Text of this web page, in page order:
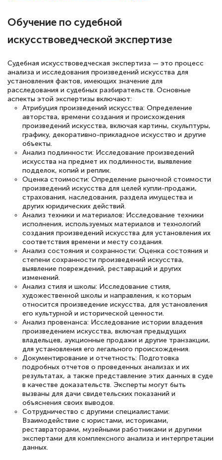
достаточно. Курс помогает пройти
Евгения Коротких
Знаток города 2 уровня
12 марта 2026
Спасибо большое Академии! Грамотное,
вежливое сопровождение! Всё чётко и
понятно! Проходила повышение
квалификации. Ещё раз - СПАСИБО!
Елена Петрикс
Знаток города 5 уровня
11 марта 2026
Всем добрый день! Я прошла курс
повышени каалификации по
специальности «Тренер-преподаватель
по тяжелой атлетике»! Хочется
подчеркуть, что при обращении
оперативно связались со мной
специалисты, ответили на все
интересующие вопросы и в течении
двух…
Светлана К
Знаток города 7 уровня
Обучение по судебной
искусствоведческой экспертизе
Судебная искусствоведческая экспертиза — это процесс
анализа и исследования произведений искусства для
установления фактов, имеющих значение для
расследования и судебных разбирательств. Основные
аспекты этой экспертизы включают:
Атрибуция произведений искусства: Определение
авторства, времени создания и происхождения
произведений искусства, включая картины, скульптуры,
графику, декоративно-прикладное искусство и другие
объекты.
Анализ подлинности: Исследование произведений
искусства на предмет их подлинности, выявление
подделок, копий и реплик.
Оценка стоимости: Определение рыночной стоимости
произведений искусства для целей купли-продажи,
страхования, наследования, раздела имущества и
других юридических действий.
Анализ техники и материалов: Исследование техники
исполнения, используемых материалов и технологий
создания произведений искусства для установления их
соответствия времени и месту создания.
Анализ состояния и сохранности: Оценка состояния и
степени сохранности произведений искусства,
выявление повреждений, реставраций и других
изменений.
Анализ стиля и школы: Исследование стиля,
художественной школы и направления, к которым
относится произведение искусства, для установления
его культурной и исторической ценности.
Анализ провенанса: Исследование истории владения
произведением искусства, включая предыдущих
владельцев, аукционные продажи и другие транзакции,
для установления его легального происхождения.
Документирование и отчетность: Подготовка
подробных отчетов о проведенных анализах и их
результатах, а также представление этих данных в суде
в качестве доказательств. Эксперты могут быть
вызваны для дачи свидетельских показаний и
объяснения своих выводов.
Сотрудничество с другими специалистами:
Взаимодействие с юристами, историками,
реставраторами, музейными работниками и другими
экспертами для комплексного анализа и интерпретации
данных.